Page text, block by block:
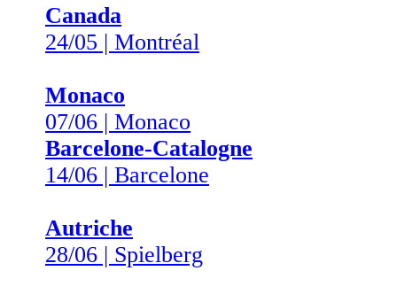
Canada
24/05 | Montréal
Monaco
07/06 | Monaco
Barcelone-Catalogne
14/06 | Barcelone
Autriche
28/06 | Spielberg